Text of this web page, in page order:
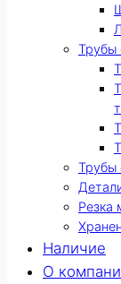
Трубы
Трубы
Резка
Наличие
О